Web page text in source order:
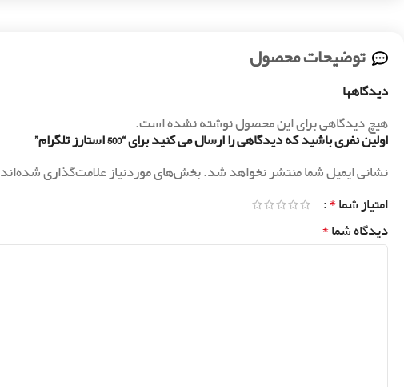
توضیحات محصول
دیدگاهها
هیچ دیدگاهی برای این محصول نوشته نشده است.
اولین نفری باشید که دیدگاهی را ارسال می کنید برای “500 استارز تلگرام”
نشانی ایمیل شما منتشر نخواهد شد.بخش‌های موردنیاز علامت‌گذاری شده‌اند
امتیاز شما*
دیدگاه شما*